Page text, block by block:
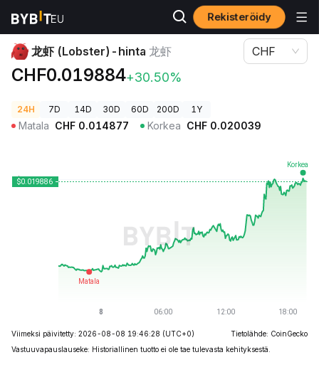
Rekisteröidy
Kryptohinnat 龙虾 (Lobster)-hinta 龙虾
龙虾 (Lobster)-hinta 龙虾
CHF0.019884+30.50%
CHF
24H 7D 14D 30D 60D 200D 1Y
Matala CHF 0.014877 Korkea CHF 0.020039
Viimeksi päivitetty: 2026-08-08 19:46:28 (UTC+0)
Tietolähde: CoinGecko
Vastuuvapauslauseke: Historiallinen tuotto ei ole tae tulevasta kehityksestä.